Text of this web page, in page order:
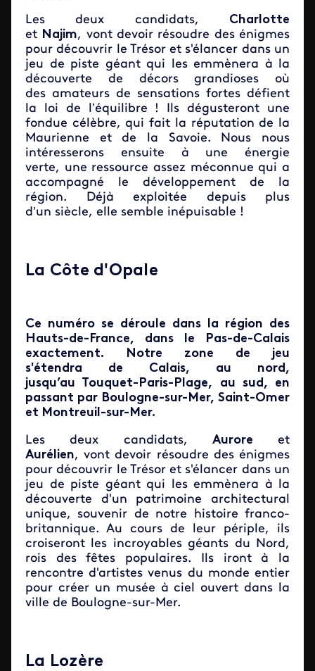
Les deux candidats, Charlotte
et Najim, vont devoir résoudre des énigmes
pour découvrir le Trésor et s'élancer dans un
jeu de piste géant qui les emmènera à la
découverte de décors grandioses où
des amateurs de sensations fortes défient
la loi de l’équilibre ! Ils dégusteront une
fondue célèbre, qui fait la réputation de la
Maurienne et de la Savoie. Nous nous
intéresserons ensuite à une énergie
verte, une ressource assez méconnue qui a
accompagné le développement de la
région. Déjà exploitée depuis plus
d’un siècle, elle semble inépuisable !
La Côte d'Opale
Ce numéro se déroule dans la région des
Hauts-de-France, dans le Pas-de-Calais
exactement. Notre zone de jeu
s'étendra de Calais, au nord,
jusqu’au Touquet-Paris-Plage, au sud, en
passant par Boulogne-sur-Mer, Saint-Omer
et Montreuil-sur-Mer.
Les deux candidats, Aurore et
Aurélien, vont devoir résoudre des énigmes
pour découvrir le Trésor et s'élancer dans un
jeu de piste géant qui les emmènera à la
découverte d'un patrimoine architectural
unique, souvenir de notre histoire franco-
britannique. Au cours de leur périple, ils
croiseront les incroyables géants du Nord,
rois des fêtes populaires. Ils iront à la
rencontre d'artistes venus du monde entier
pour créer un musée à ciel ouvert dans la
ville de Boulogne-sur-Mer.
La Lozère